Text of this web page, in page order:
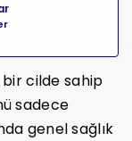
bir cilde sahip
sadece
genel sağlık